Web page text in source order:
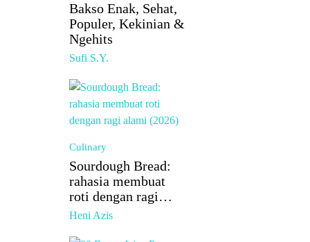
Bakso Enak, Sehat,
Populer, Kekinian &
Ngehits
Sufi S.Y.
Culinary
Sourdough Bread:
rahasia membuat
roti dengan ragi
alami (2026)
Heni Azis